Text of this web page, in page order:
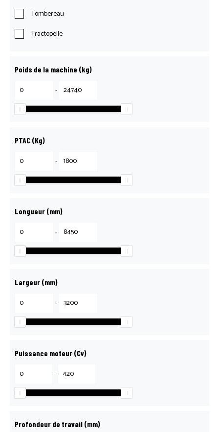
Tombereau
Tractopelle
Poids de la machine (kg)
-
PTAC (Kg)
-
Longueur (mm)
-
Largeur (mm)
-
Puissance moteur (Cv)
-
Profondeur de travail (mm)